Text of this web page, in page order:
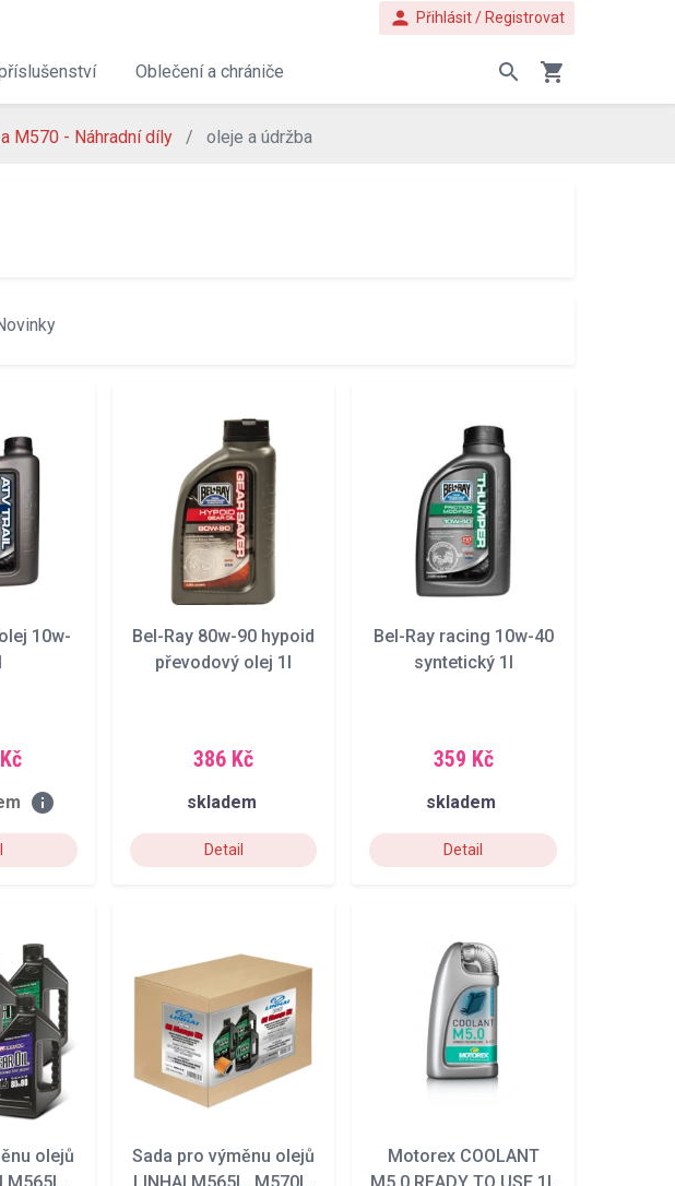
person Přihlásit / Registrovat
Oblečení a chrániče search shopping_cart
M570 - Náhradní díly oleje a údržba
10w-
info
Bel-Ray 80w-90 hypoid
převodový olej 1l
386 Kč
skladem
Detail
Bel-Ray racing 10w-40
syntetický 1l
359 Kč
skladem
Detail
olejů
Sada pro výměnu olejů
Motorex COOLANT